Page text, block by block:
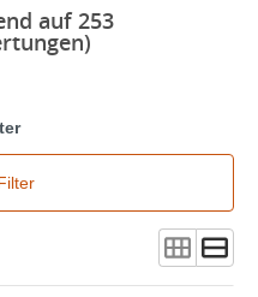
auf 253